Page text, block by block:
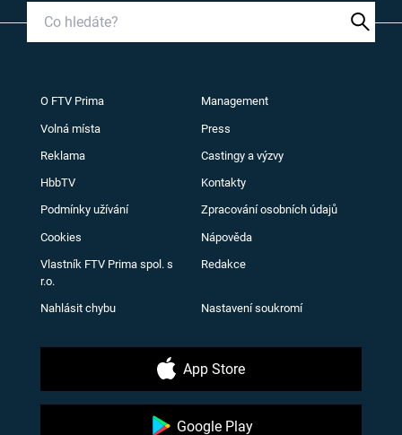
O FTV Prima Management
Volná místa Press
Reklama Castingy a výzvy
HbbTV Kontakty
Podmínky užívání Zpracování osobních údajů
Cookies Nápověda
Vlastník FTV Prima spol. s
r.o.
Redakce
Nahlásit chybu Nastavení soukromí
App Store
Google Play